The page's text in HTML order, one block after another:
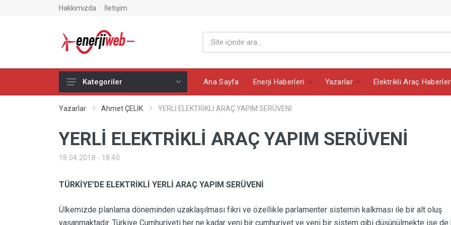
Hakkımızda İletişim
Ana Sayfa
Global Enerji Haberleri
Yazarlar
Petrol Haberleri
Kategoriler Ana Sayfa Enerji Haberleri Yazarlar Elektrikli Araç
Yazarlar Ahmet ÇELİK YERLİ ELEKTRİKLİ ARAÇ YAPIM SERÜVENİ
YERLİ ELEKTRİKLİ ARAÇ YAPIM SERÜVENİ
18.04.2018 - 18:40
TÜRKİYE’DE ELEKTRİKLİ YERLİ ARAÇ YAPIM SERÜVENİ
Ülkemizde planlama döneminden uzaklaşılması fikri ve özellikle parlamenter sistemin kalkması ile bir alt oluş
yaşanmaktadır. Türkiye Cumhuriyeti her ne kadar yeni bir cumhuriyet ve yeni bir sistem gibi düşünülmekte ise de